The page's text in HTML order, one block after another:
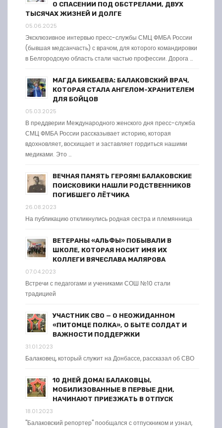
О СПАСЕНИИ ПОД ОБСТРЕЛАМИ, ДВУХ
ТЫСЯЧАХ ЖИЗНЕЙ И ДОЛГЕ
05.06.2025
Эксклюзивное интервью пресс-службы СМЦ ФМБА России
(бывшая медсанчасть) с врачом, для которого командировки
в Белгородскую область стали частью профессии. Дорога …
МАГДА БИКБАЕВА: БАЛАКОВСКИЙ ВРАЧ,
КОТОРАЯ СТАЛА АНГЕЛОМ-ХРАНИТЕЛЕМ
ДЛЯ БОЙЦОВ
05.03.2025
В преддверии Международного женского дня пресс-служба
СМЦ ФМБА России рассказывает историю, которая
вдохновляет, восхищает и заставляет гордиться нашими
медиками. Это …
ВЕЧНАЯ ПАМЯТЬ ГЕРОЯМ! БАЛАКОВСКИЕ
ПОИСКОВИКИ НАШЛИ РОДСТВЕННИКОВ
ПОГИБШЕГО ЛЁТЧИКА
26.08.2023
На публикацию откликнулись родная сестра и племянница
ВЕТЕРАНЫ «АЛЬФЫ» ПОБЫВАЛИ В
ШКОЛЕ, КОТОРАЯ НОСИТ ИМЯ ИХ
КОЛЛЕГИ ВЯЧЕСЛАВА МАЛЯРОВА
07.04.2023
Встречи с педагогами и учениками СОШ №10 стали
традицией
УЧАСТНИК СВО — О НЕОЖИДАННОМ
«ПИТОМЦЕ ПОЛКА», О БЫТЕ СОЛДАТ И
ВАЖНОСТИ ПОДДЕРЖКИ
31.01.2023
Балаковец, который служит на Донбассе, рассказал об СВО
10 ДНЕЙ ДОМА! БАЛАКОВЦЫ,
МОБИЛИЗОВАННЫЕ В ПЕРВЫЕ ДНИ,
НАЧИНАЮТ ПРИЕЗЖАТЬ В ОТПУСК
18.01.2023
"Балаковский репортер" пообщался с отпускником и узнал,